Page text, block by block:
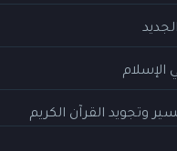
الإسلام
وتجويد القرآن الكريم